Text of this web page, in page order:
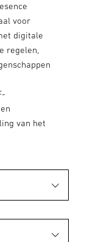
voor
digitale
regelen,
van het